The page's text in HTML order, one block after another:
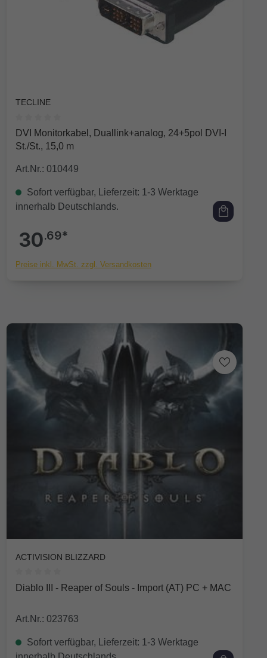
TECLINE
Durchschnittliche Bewertung von 0 von 5 Sternen
DVI Monitorkabel, Duallink+analog, 24+5pol DVI-I
St./St., 15,0 m
Art.Nr.: 010449
Sofort verfügbar, Lieferzeit: 1-3 Werktage
innerhalb Deutschlands.
30.69*
Preise inkl. MwSt. zzgl. Versandkosten
ACTIVISION BLIZZARD
Durchschnittliche Bewertung von 0 von 5 Sternen
Diablo III - Reaper of Souls - Import (AT) PC + MAC
Art.Nr.: 023763
Sofort verfügbar, Lieferzeit: 1-3 Werktage